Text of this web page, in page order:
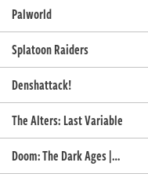
Palworld
Splatoon Raiders
Denshattack!
The Alters: Last Variable
Doom: The Dark Ages |…